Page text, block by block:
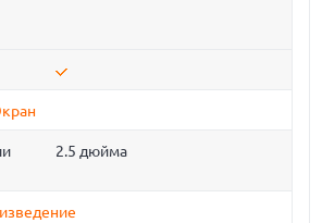
2.5 дюйма